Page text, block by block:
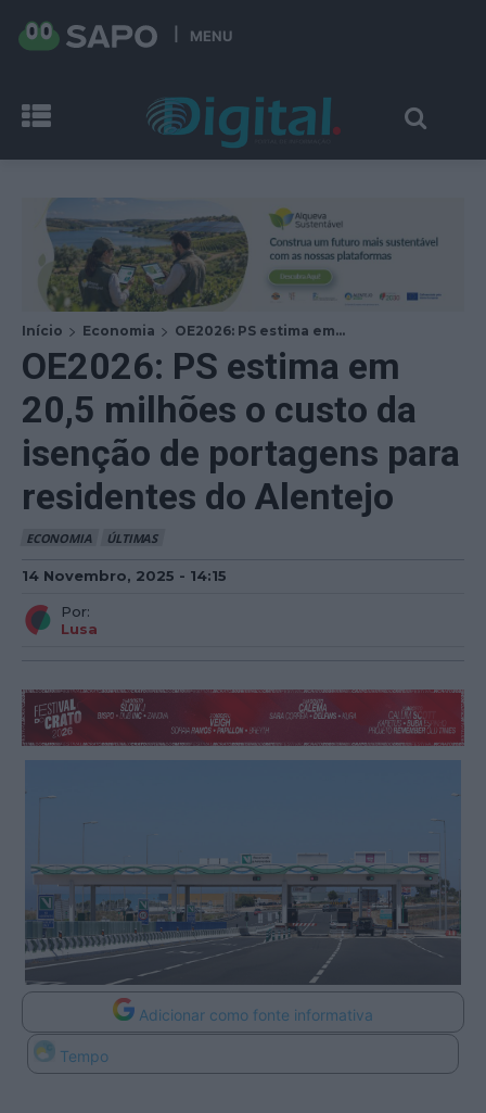
MENU
Início Economia OE2026: PS estima em...
OE2026: PS estima em
20,5 milhões o custo da
isenção de portagens para
residentes do Alentejo
ECONOMIA ÚLTIMAS
14 Novembro, 2025 - 14:15
Por:
Lusa
Adicionar como fonte informativa
Tempo